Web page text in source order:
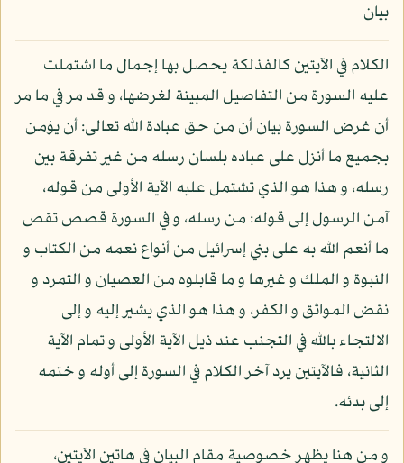
بيان
الكلام في الآيتين كالفذلكة يحصل بها إجمال ما اشتملت
عليه السورة من التفاصيل المبينة لغرضها، و قد مر في ما مر
أن غرض السورة بيان أن من حق عبادة الله تعالى: أن يؤمن
بجميع ما أنزل على عباده بلسان رسله من غير تفرقة بين
رسله، و هذا هو الذي تشتمل عليه الآية الأولى من قوله،
آمن الرسول إلى قوله: من رسله، و في السورة قصص تقص
ما أنعم الله به على بني إسرائيل من أنواع نعمه من الكتاب و
النبوة و الملك و غيرها و ما قابلوه من العصيان و التمرد و
نقض المواثق و الكفر، و هذا هو الذي يشير إليه و إلى
الالتجاء بالله في التجنب عند ذيل الآية الأولى و تمام الآية
الثانية، فالآيتين يرد آخر الكلام في السورة إلى أوله و ختمه
إلى بدئه.
و من هنا يظهر خصوصية مقام البيان في هاتين الآيتين،